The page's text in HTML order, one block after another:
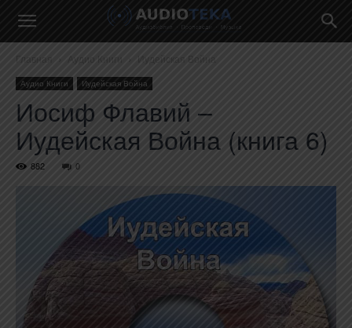
Главная Аудио Книги Иудейская Война
Аудио Книги Иудейская Война
Иосиф Флавий –
Иудейская Война (книга 6)
882 0